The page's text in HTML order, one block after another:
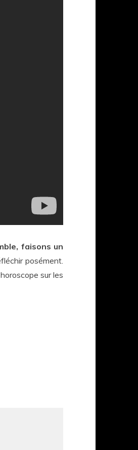
faisons un
posément.
sur les